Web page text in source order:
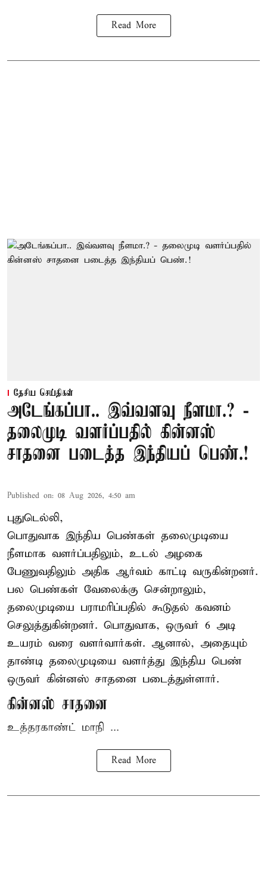
Read More
தேசிய செய்திகள்
அடேங்கப்பா.. இவ்வளவு நீளமா.? -
தலைமுடி வளர்ப்பதில் கின்னஸ்
சாதனை படைத்த இந்தியப் பெண்.!
Published on: 08 Aug 2026, 4:50 am
புதுடெல்லி,
பொதுவாக இந்திய பெண்கள் தலைமுடியை
நீளமாக வளர்ப்பதிலும், உடல் அழகை
பேணுவதிலும் அதிக ஆர்வம் காட்டி வருகின்றனர்.
பல பெண்கள் வேலைக்கு சென்றாலும்,
தலைமுடியை பராமரிப்பதில் கூடுதல் கவனம்
செலுத்துகின்றனர். பொதுவாக, ஒருவர் 6 அடி
உயரம் வரை வளர்வார்கள். ஆனால், அதையும்
தாண்டி தலைமுடியை வளர்த்து இந்திய பெண்
ஒருவர் கின்னஸ் சாதனை படைத்துள்ளார்.
கின்னஸ் சாதனை
உத்தரகாண்ட் மாநி ...
Read More